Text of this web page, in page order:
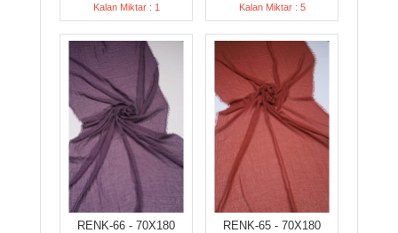
Kalan Miktar : 1 Kalan Miktar : 5
RENK-66 - 70X180 RENK-65 - 70X180